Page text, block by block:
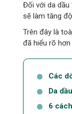
Đối với da dầu
sẽ làm tăng
Trên đây là
đã hiểu rõ
Các
Da
6